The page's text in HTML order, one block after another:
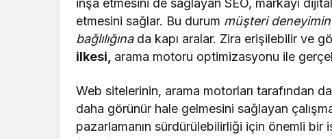
inşa etmesini de sağlayan SEO, markayı
etmesini sağlar. Bu durum müşteri
bağlılığınada kapı aralar. Zira erişilebilir ve
ilkesi, arama motoru optimizasyonu ile
Web sitelerinin, arama motorları tarafından
daha görünür hale gelmesini sağlayan
pazarlamanın sürdürülebilirliği için önemli